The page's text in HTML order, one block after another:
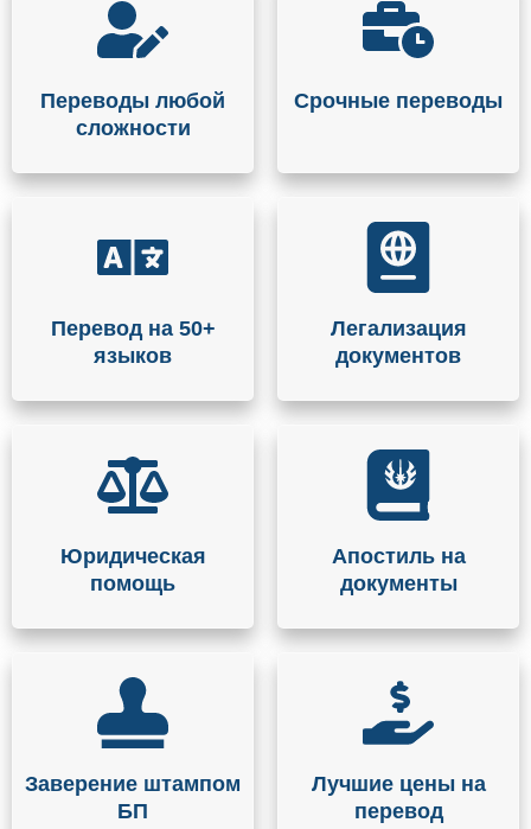
Переводы любой
сложности
Срочные переводы
Перевод на 50+
языков
Легализация
документов
Юридическая
помощь
Апостиль на
документы
Заверение штампом
БП
Лучшие цены на
перевод